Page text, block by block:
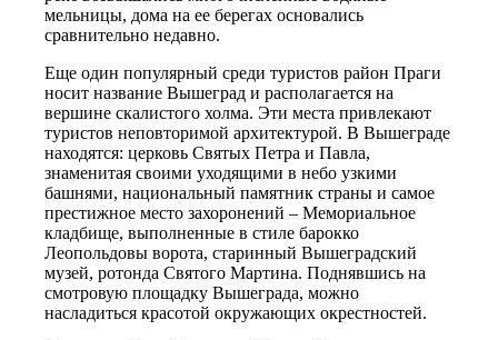
мельницы, дома на ее берегах основались
сравнительно недавно.
Еще один популярный среди туристов район Праги
носит название Вышеград и располагается на
вершине скалистого холма. Эти места привлекают
туристов неповторимой архитектурой. В Вышеграде
находятся: церковь Святых Петра и Павла,
знаменитая своими уходящими в небо узкими
башнями, национальный памятник страны и самое
престижное место захоронений – Мемориальное
кладбище, выполненные в стиле барокко
Леопольдовы ворота, старинный Вышеградский
музей, ротонда Святого Мартина. Поднявшись на
смотровую площадку Вышеграда, можно
насладиться красотой окружающих окрестностей.